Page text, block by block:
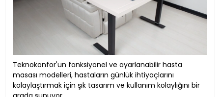
Teknokonfor'un fonksiyonel ve ayarlanabilir hasta
masası modelleri, hastaların günlük ihtiyaçlarını
kolaylaştırmak için şık tasarım ve kullanım kolaylığını bir